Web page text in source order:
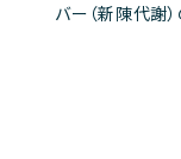
バー（新陳代謝